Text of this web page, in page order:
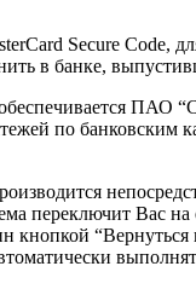
Secure Code,
в банке,
ПАО
по банковским
переключит Вас на
кнопкой